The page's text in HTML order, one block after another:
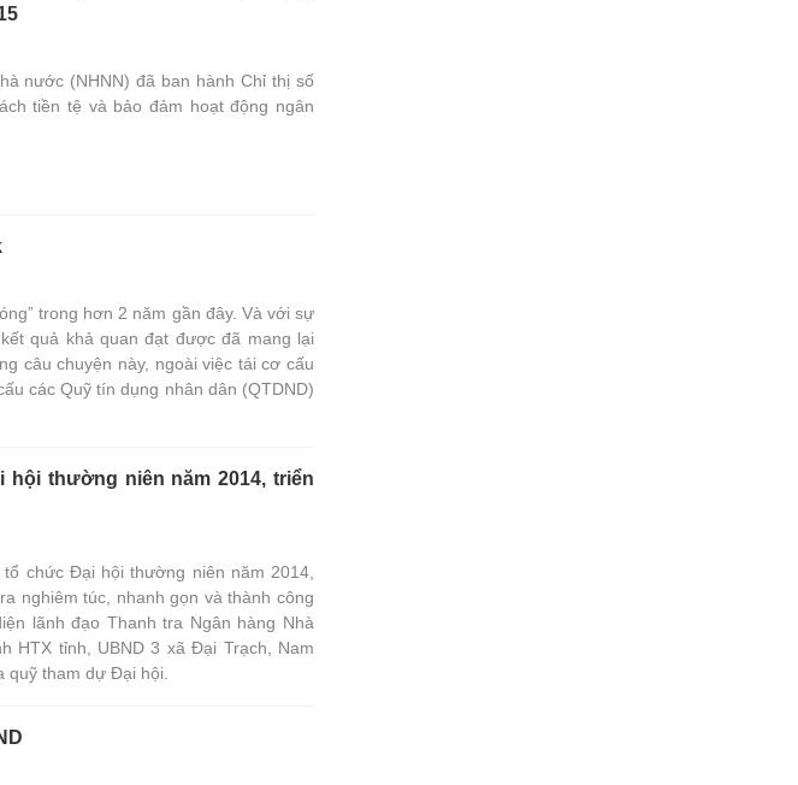
nước (NHNN) đã ban hành Chỉ thị số
tiền tệ và bảo đảm hoạt động ngân
trong hơn 2 năm gần đây. Và với sự
quả khả quan đạt được đã mang lại
câu chuyện này, ngoài việc tái cơ cấu
các Quỹ tín dụng nhân dân (QTDND)
hội thường niên năm 2014, triển
chức Đại hội thường niên năm 2014,
nghiêm túc, nhanh gọn và thành công
lãnh đạo Thanh tra Ngân hàng Nhà
HTX tỉnh, UBND 3 xã Đại Trạch, Nam
quỹ tham dự Đại hội.